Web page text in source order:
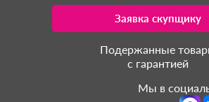
Заявка скупщику
Подержанные
с гарантией
Мы в